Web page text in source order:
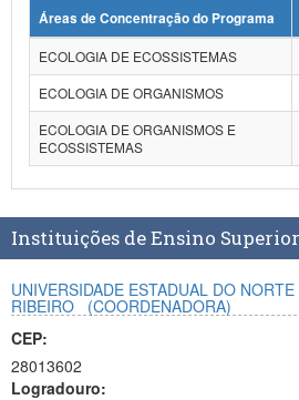
Banco Central do Brasil
Planalto
Áreas de Concentração do Programa
ECOLOGIA DE ECOSSISTEMAS
ECOLOGIA DE ORGANISMOS
ECOLOGIA DE ORGANISMOS E
ECOSSISTEMAS
Instituições de Ensino
UNIVERSIDADE ESTADUAL DO
RIBEIRO
(COORDENADORA)
CEP:
28013602
Logradouro: